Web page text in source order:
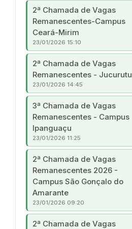
2ª Chamada de Vagas
Remanescentes-Campus
Ceará-Mirim
23/01/2026 15:10
2ª Chamada de Vagas
Remanescentes - Jucurutu
23/01/2026 14:45
3ª Chamada de Vagas
Remanescentes - Campus
Ipanguaçu
23/01/2026 11:25
2ª Chamada de Vagas
Remanescentes 2026 -
Campus São Gonçalo do
Amarante
23/01/2026 09:20
2ª Chamada de Vagas